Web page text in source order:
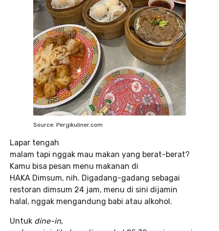
Source: Pergikuliner.com
Lapar tengah
malam tapi nggak mau makan yang berat-berat?
Kamu bisa pesan menu makanan di
HAKA Dimsum, nih. Digadang-gadang sebagai
restoran dimsum 24 jam, menu di sini dijamin
halal, nggak mengandung babi atau alkohol.
Untuk dine-in,